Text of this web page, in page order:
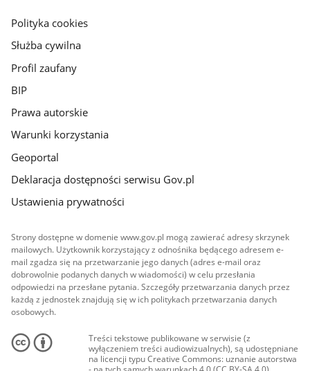
gov.pl
Polityka cookies
Służba cywilna
Profil zaufany
BIP
Prawa autorskie
Warunki korzystania
Geoportal
Deklaracja dostępności serwisu Gov.pl
Ustawienia prywatności
Strony dostępne w domenie www.gov.pl mogą zawierać adresy skrzynek
mailowych. Użytkownik korzystający z odnośnika będącego adresem e-
mail zgadza się na przetwarzanie jego danych (adres e-mail oraz
dobrowolnie podanych danych w wiadomości) w celu przesłania
odpowiedzi na przesłane pytania. Szczegóły przetwarzania danych przez
każdą z jednostek znajdują się w ich politykach przetwarzania danych
osobowych.
Treści tekstowe publikowane w serwisie (z
wyłączeniem treści audiowizualnych), są udostępniane
na licencji typu Creative Commons: uznanie autorstwa